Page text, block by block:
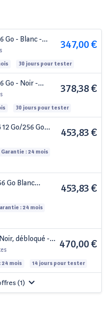
Go - Blanc -
347,00 €
30 jours pour tester
Go - Noir -
378,38 €
30 jours pour tester
Go/256 Go
Double SIM
453,83 €
Garantie : 24 mois
Go Blanc
453,83 €
: 24 mois
débloqué -
470,00 €
24 mois 14 jours pour tester
(1)